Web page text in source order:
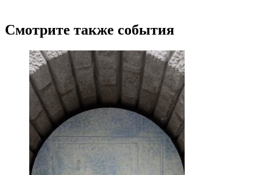
Смотрите также события